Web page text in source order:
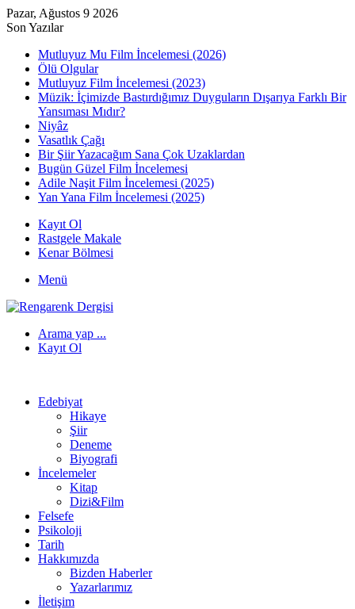
Pazar, Ağustos 9 2026
Son Yazılar
Mutluyuz Mu Film İncelemesi (2026)
Ölü Olgular
Mutluyuz Film İncelemesi (2023)
Müzik: İçimizde Bastırdığımız Duyguların Dışarıya Farklı Bir
Yansıması Mıdır?
Niyâz
Vasatlık Çağı
Bir Şiir Yazacağım Sana Çok Uzaklardan
Bugün Güzel Film İncelemesi
Adile Naşit Film İncelemesi (2025)
Yan Yana Film İncelemesi (2025)
Kayıt Ol
Rastgele Makale
Kenar Bölmesi
Menü
Arama yap ...
Kayıt Ol
Edebiyat
Hikaye
Şiir
Deneme
Biyografi
İncelemeler
Kitap
Dizi&Film
Felsefe
Psikoloji
Tarih
Hakkımızda
Bizden Haberler
Yazarlarımız
İletişim